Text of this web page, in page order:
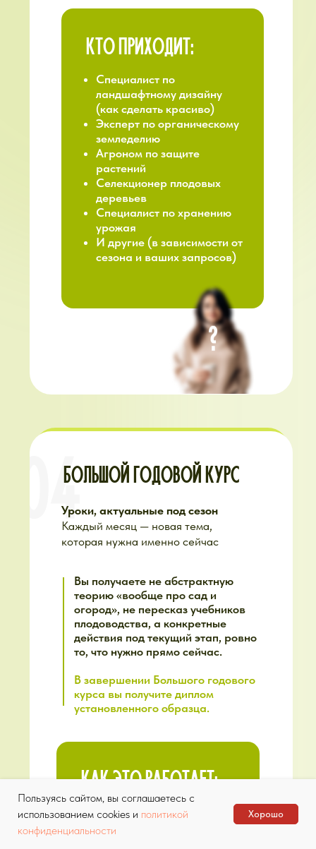
Пользуясь сайтом, вы соглашаетесь с
использованием cookies и политикой
конфиденциальности
Хорошо
НАША МИССИЯ —САМОЕ
БОЛЬШОЕ И ДОСТУПНОЕ
СООБЩЕСТВО ДАЧНИКОВ
Мы создали продукт с
ежемесячной подпиской,
потому что хотим, чтобы
экосистема «Дача» была
доступна каждому
и помогла тысячам
садоводов по всему миру
НАШЕЙ ЭКОСИСТЕМЕ